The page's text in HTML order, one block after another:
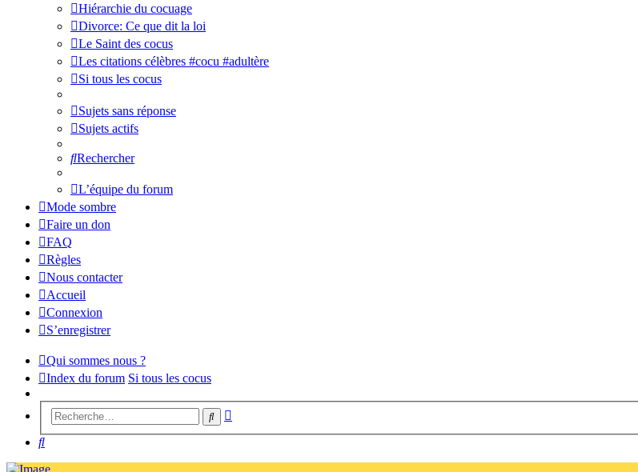
Hiérarchie du cocuage
Divorce: Ce que dit la loi
Le Saint des cocus
Les citations célèbres #cocu #adultère
Si tous les cocus
Sujets sans réponse
Sujets actifs
Rechercher
L’équipe du forum
Mode sombre
Faire un don
FAQ
Règles
Nous contacter
Accueil
Connexion
S’enregistrer
Qui sommes nous ?
Index du forum Si tous les cocus
Rechercher
Rechercher